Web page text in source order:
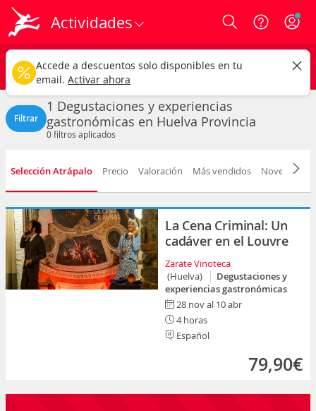
Actividades Login
Huelva provincia
Degustaciones y experiencias gastronómicas Cualquier fecha
CAMBIAR
Filtrar
1 Degustaciones y experiencias
gastronómicas en Huelva Provincia
0filtros aplicados
Selección Atrápalo Precio Valoración Más vendidos Novedad
La Cena Criminal: Un
cadáver en el Louvre
Zarate Vinoteca
(Huelva)
Degustaciones y
experiencias gastronómicas
28 nov al 10 abr
4 horas
Español
79,90€
Accede a descuentos solo disponibles en tu
email. Activar ahora